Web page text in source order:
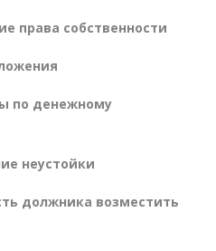
права собственности
по денежному
неустойки
должника возместить